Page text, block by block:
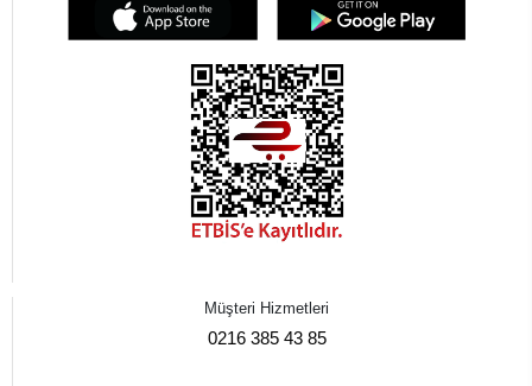
Müşteri Hizmetleri
0216 385 43 85